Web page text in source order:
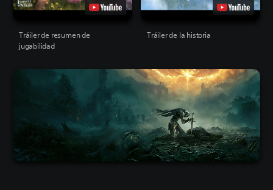
Tráiler de resumen de
jugabilidad
Tráiler de la historia